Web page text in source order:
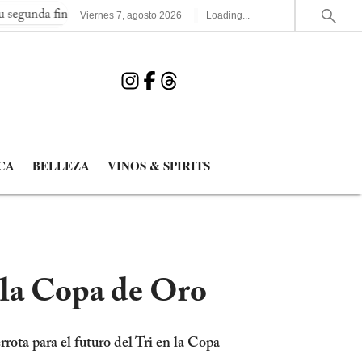
consecutiva del Mundial España elimina a Francia y
Viernes 7,agosto 2026 Loading...
BELLEZA VINOS & SPIRITS
Copa de Oro
para el futuro del Tri en la Copa